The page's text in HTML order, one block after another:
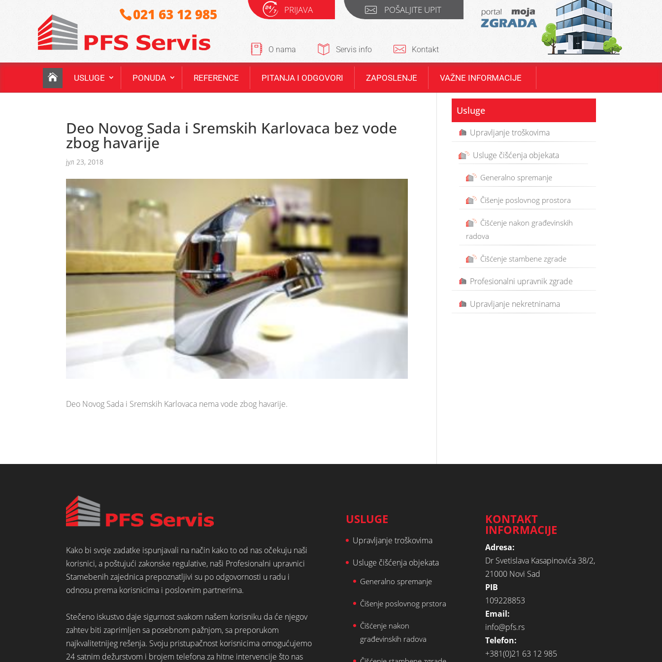
021 63 12 985 PRIJAVA POŠALJITE UPIT
O nama Servis info Kontakt
USLUGE PONUDA REFERENCE PITANJA I ODGOVORI ZAPOSLENJE VAŽNE INFORMACIJE
Deo Novog Sada i Sremskih Karlovaca bez vode
zbog havarije
јул 23, 2018
Deo Novog Sada i Sremskih Karlovaca nema vode zbog havarije.
Usluge
Upravljanje troškovima
Usluge čišćenja objekata
Generalno spremanje
Čišenje poslovnog prostora
Čišćenje nakon građevinskih
radova
Čišćenje stambene zgrade
Profesionalni upravnik zgrade
Upravljanje nekretninama
Kako bi svoje zadatke ispunjavali na način kako to od nas očekuju naši
korisnici, a poštujući zakonske regulative, naši Profesionalni upravnici
Stamebenih zajednica prepoznatljivi su po odgovornosti u radu i
odnosu prema korisnicima i poslovnim partnerima.
Stečeno iskustvo daje sigurnost svakom našem korisniku da će njegov
zahtev biti zaprimljen sa posebnom pažnjom, sa preporukom
najkvalitetnijeg rešenja. Svoju pristupačnost korisnicima omogućujemo
24 satnim dežurstvom i brojem telefona za hitne intervencije što nas
USLUGE
Upravljanje troškovima
Usluge čišćenja objekata
Generalno spremanje
Čišenje poslovnog prstora
Čišćenje nakon
građevinskih radova
KONTAKT
INFORMACIJE
Adresa:
Dr Svetislava Kasapinovića 38/2,
21000 Novi Sad
PIB
109228853
Email:
info@pfs.rs
Telefon:
+381(0)21 63 12 985